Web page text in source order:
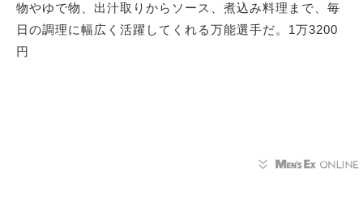
物やゆで物、出汁取りからソース、煮込み料理まで、毎
日の調理に幅広く活躍してくれる万能選手だ。1万3200
円